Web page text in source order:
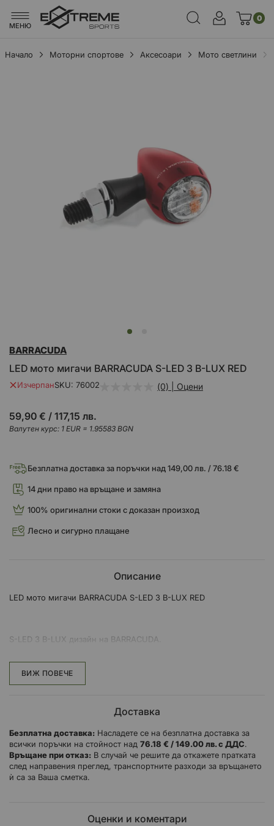
МЕНЮ
0
Начало Моторни спортове Аксесоари Мото светлини
към
на
галерия
LED мото мигачи BARRACUDA S-LED 3 B-LUX RED
BARRACUDA
ИзчерпанSKU 76002 (0) | Оцени
59,90 € / 117,15 лв.
Валутен курс: 1 EUR = 1.95583 BGN
Безплатна доставка за поръчки над 149,00 лв. / 76.18 €
14 дни право на връщане и замяна
100% оригинални стоки с доказан произход
Лесно и сигурно плащане
Описание
LED мото мигачи BARRACUDA S-LED 3 B-LUX RED
S-LED 3 B-LUX дизайн на BARRACUDA.
S-LED 3 са универсални мигачи чийто E индикатори са
облечени в АЛУМИНИЙ и използват технологията SEQUENTIAL
S-LED 3 се характеризират със
специални и изискани линии
с елегантни покрития
с футуристичен дизайн
ВИЖ ПОВЕЧЕ
Доставка
Безплатна доставка: Насладете се на безплатна доставка за
всички поръчки на стойност над 76.18 € / 149.00 лв. с ДДС.
Връщане при отказ: В случай че решите да откажете пратката
след направения преглед, транспортните разходи за връщането
ѝ са за Ваша сметка.
Оценки и коментари